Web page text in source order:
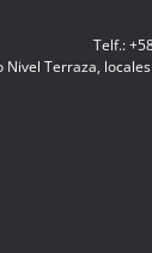
Telf.:
Nivel Terraza,